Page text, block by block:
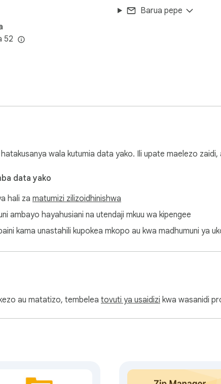
haraka faili za Rar na nyaraka nyingine. Chombo
kufungua nyaraka hata kama wewe ni mgeni kwa zana za
kutosakinisha programu.
ya data. Hakuna data inayopakiwa au kuhifadhiwa
vilivyounganishwa na mfumo wako.
asili na ulinganifu.
Linux kwa urahisi.
52
Barua pepe
wala kutumia data yako. Ili upate maelezo zaidi,
data yako
hali za matumizi zilizoidhinishwa
ambayo hayahusiani na utendaji mkuu wa kipengee
kama unastahili kupokea mkopo au kwa madhumuni ya
au matatizo, tembelea tovuti ya usaidizi kwa wasanidi